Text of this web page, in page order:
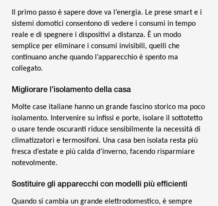
Il primo passo è sapere dove va l’energia. Le prese smart e i
sistemi domotici consentono di vedere i consumi in tempo
reale e di spegnere i dispositivi a distanza. È un modo
semplice per eliminare i consumi invisibili, quelli che
continuano anche quando l’apparecchio è spento ma
collegato.
Migliorare l’isolamento della casa
Molte case italiane hanno un grande fascino storico ma poco
isolamento. Intervenire su infissi e porte, isolare il sottotetto
o usare tende oscuranti riduce sensibilmente la necessità di
climatizzatori e termosifoni. Una casa ben isolata resta più
fresca d’estate e più calda d’inverno, facendo risparmiare
notevolmente.
Sostituire gli apparecchi con modelli più efficienti
Quando si cambia un grande elettrodomestico, è sempre